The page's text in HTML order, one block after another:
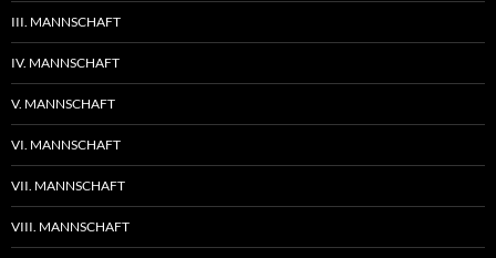
III. MANNSCHAFT
IV. MANNSCHAFT
V. MANNSCHAFT
VI. MANNSCHAFT
VII. MANNSCHAFT
VIII. MANNSCHAFT